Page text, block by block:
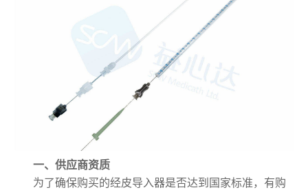
一、供应商资质
为了确保购买的经皮导入器‍是否达到国家标准，有购